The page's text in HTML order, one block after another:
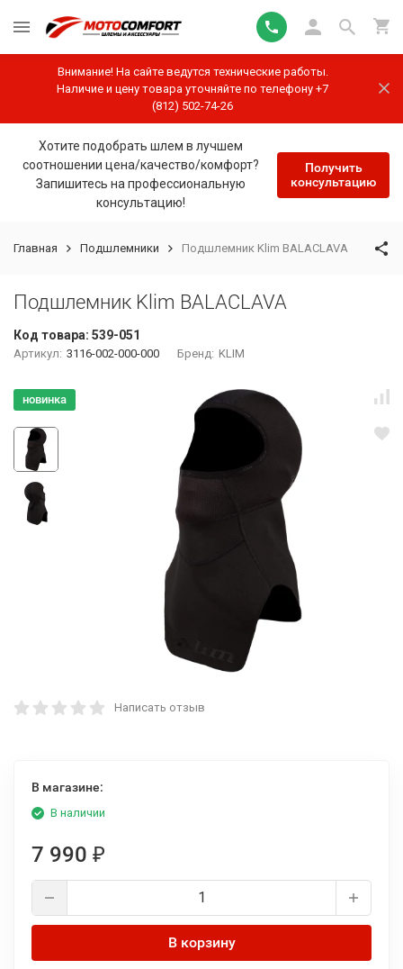
Внимание! На сайте ведутся технические работы.
Наличие и цену товара уточняйте по телефону +7
(812) 502-74-26
Хотите подобрать шлем в лучшем
соотношении цена/качество/комфорт?
Запишитесь на профессиональную
консультацию!
Получить
консультацию
Главная Подшлемники Подшлемник Klim BALACLAVA
Подшлемник Klim BALACLAVA
Код товара: 539-051
Артикул: 3116-002-000-000 Бренд: KLIM
новинка
Написать отзыв
В магазине:
В наличии
7 990 ₽
В корзину